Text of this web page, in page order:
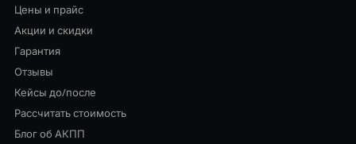
Цены и прайс
Акции и скидки
Гарантия
Отзывы
Кейсы до/после
Рассчитать стоимость
Блог об АКПП